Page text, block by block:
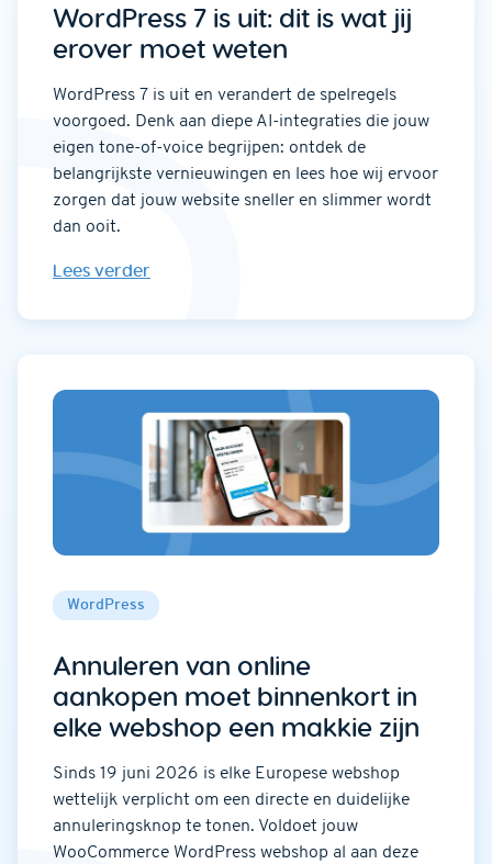
WordPress 7 is uit: dit is wat jij
erover moet weten
WordPress 7 is uit en verandert de spelregels
voorgoed. Denk aan diepe AI-integraties die jouw
eigen tone-of-voice begrijpen: ontdek de
belangrijkste vernieuwingen en lees hoe wij ervoor
zorgen dat jouw website sneller en slimmer wordt
dan ooit.
Lees verder
WordPress
Annuleren van online
aankopen moet binnenkort in
elke webshop een makkie zijn
Sinds 19 juni 2026 is elke Europese webshop
wettelijk verplicht om een directe en duidelijke
annuleringsknop te tonen. Voldoet jouw
WooCommerce WordPress webshop al aan deze